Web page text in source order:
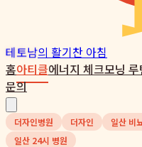
테토남의 활기찬 아침
홈아티클에너지 체크모닝 루
문의
더자인병원 더자인 일산 비
일산 24시 병원